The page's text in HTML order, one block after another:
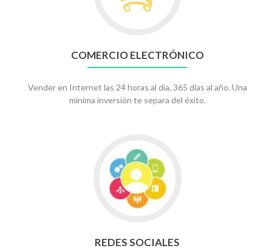
electrónico
COMERCIO ELECTRÓNICO
Vender en Internet las 24 horas al día, 365 días al año. Una
mínima inversión te separa del éxito.
Go
to
Redes
sociales
REDES SOCIALES